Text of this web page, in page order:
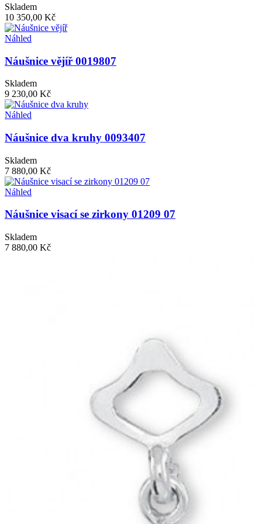
Skladem
10 350,00 Kč
Náhled
Náušnice vějíř 0019807
Skladem
9 230,00 Kč
Náhled
Náušnice dva kruhy 0093407
Skladem
7 880,00 Kč
Náhled
Náušnice visací se zirkony 01209 07
Skladem
7 880,00 Kč